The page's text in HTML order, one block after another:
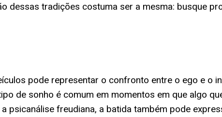
dessas tradições costuma ser a mesma: busque
pode representar o confronto entre o ego e o
de sonho é comum em momentos em que algo
psicanálise freudiana, a batida também pode